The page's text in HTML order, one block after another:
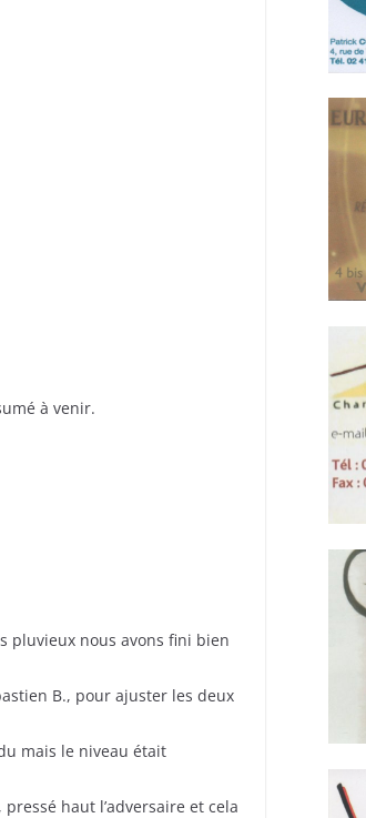
à venir.
pluvieux nous avons fini bien
B., pour ajuster les deux
mais le niveau était
haut l’adversaire et cela